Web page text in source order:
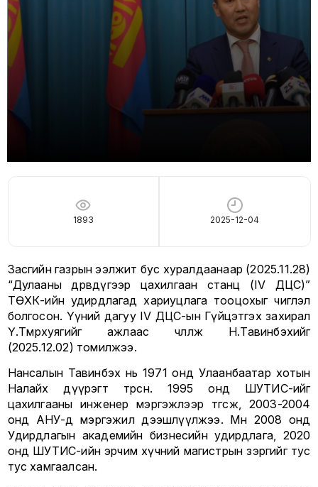
1893 2025-12-04
Засгийн газрын ээлжит бус хуралдаанаар (2025.11.28)
“Дулааны дөрөвдүгээр цахилгаан станц (IV ДЦС)”
ТӨХК-ийн удирдлагад хариуцлага тооцохыг чиглэл
болгосон. Үүний дагуу IV ДЦС-ын Гүйцэтгэх захирал
Ү.Төмөрхуягийг ажлаас чөлөөлж Н.Тавинбэхийг
(2025.12.02) томилжээ.
Нансалын Тавинбэх нь 1971 онд Улаанбаатар хотын
Налайх дүүрэгт төрсөн. 1995 онд ШУТИС-ийг
цахилгааны инженер мэргэжлээр төгсөж, 2003-2004
онд АНУ-д мэргэжил дээшлүүлжээ. Мөн 2008 онд
Удирдлагын академийн бизнесийн удирдлага, 2020
онд ШУТИС-ийн эрчим хүчний магистрын зэргийг тус
тус хамгаалсан.